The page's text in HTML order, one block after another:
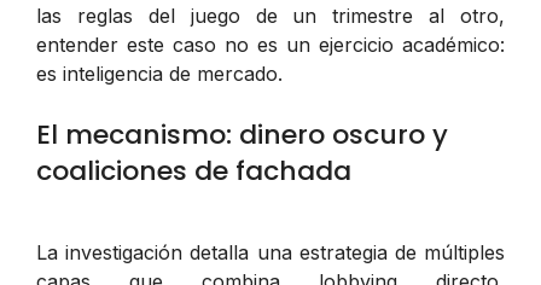
las reglas del juego de un trimestre al otro,
entender este caso no es un ejercicio académico:
es inteligencia de mercado.
El mecanismo: dinero oscuro y
coaliciones de fachada
La investigación detalla una estrategia de múltiples